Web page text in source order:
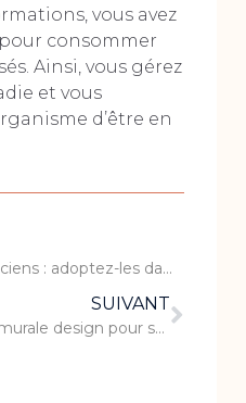
vous avez
consommer
Ainsi, vous gérez
et vous
d’être en
Les plats cuisinés alsaciens : adoptez-les dans votre menu !
SUIVANT
Créer une décoration murale design pour sa cuisine